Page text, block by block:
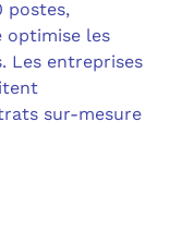
postes,
optimise les
Les entreprises
sur-mesure